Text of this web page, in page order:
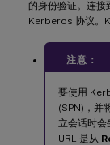
的身份验证。连接
Kerberos 协议。
注意：
要使用
(SPN)，并
立会话时会
URL 是从